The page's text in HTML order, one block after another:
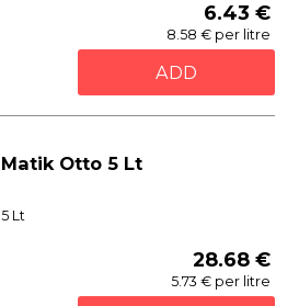
6.43 €
8.58 € per litre
ADD
Matik Otto 5 Lt
5 Lt
28.68 €
5.73 € per litre